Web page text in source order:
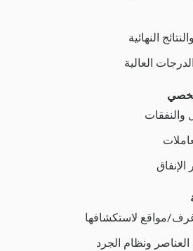
النهائية
العالية
الإنفاق
مواقع لاستكشافها
ونظام الجرد